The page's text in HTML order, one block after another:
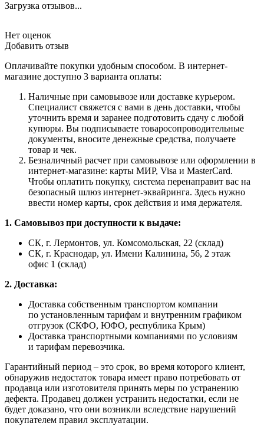
Загрузка отзывов...
Нет оценок
Добавить отзыв
Оплачивайте покупки удобным способом. В интернет-
магазине доступно 3 варианта оплаты:
Наличные при самовывозе или доставке курьером.
Специалист свяжется с вами в день доставки, чтобы
уточнить время и заранее подготовить сдачу с любой
купюры. Вы подписываете товаросопроводительные
документы, вносите денежные средства, получаете
товар и чек.
Безналичный расчет при самовывозе или оформлении в
интернет-магазине: карты МИР, Visa и MasterCard.
Чтобы оплатить покупку, система перенаправит вас на
безопасный шлюз интернет-эквайринга. Здесь нужно
ввести номер карты, срок действия и имя держателя.
1. Самовывоз при доступности к выдаче:
СК, г. Лермонтов, ул. Комсомольская, 22 (склад)
СК, г. Краснодар, ул. Имени Калинина, 56, 2 этаж
офис 1 (склад)
2. Доставка:
Доставка собственным транспортом компании
по установленным тарифам и внутренним графиком
отгрузок (СКФО, ЮФО, республика Крым)
Доставка транспортными компаниями по условиям
и тарифам перевозчика.
Гарантийный период – это срок, во время которого клиент,
обнаружив недостаток товара имеет право потребовать от
продавца или изготовителя принять меры по устранению
дефекта. Продавец должен устранить недостатки, если не
будет доказано, что они возникли вследствие нарушений
покупателем правил эксплуатации.